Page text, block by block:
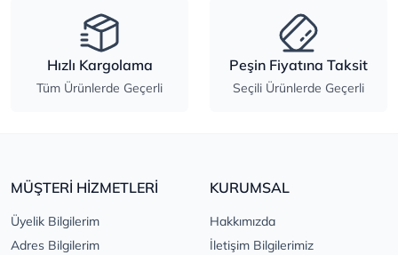
Hızlı Kargolama
Tüm Ürünlerde Geçerli
Peşin Fiyatına Taksit
Seçili Ürünlerde Geçerli
MÜŞTERİ HİZMETLERİ
Üyelik Bilgilerim
Adres Bilgilerim
KURUMSAL
Hakkımızda
İletişim Bilgilerimiz